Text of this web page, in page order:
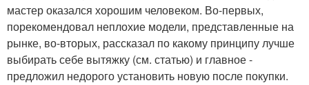
мастер оказался хорошим человеком. Во-первых,
порекомендовал неплохие модели, представленные на
рынке, во-вторых, рассказал по какому принципу лучше
выбирать себе вытяжку (см. статью) и главное -
предложил недорого установить новую после покупки.